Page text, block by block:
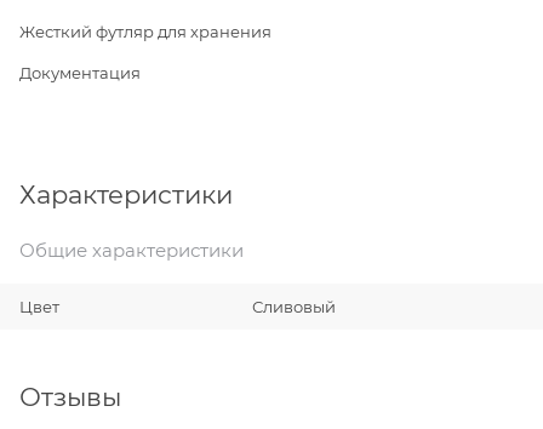
Жесткий футляр для хранения
Документация
Характеристики
Общие характеристики
Цвет Сливовый
Отзывы